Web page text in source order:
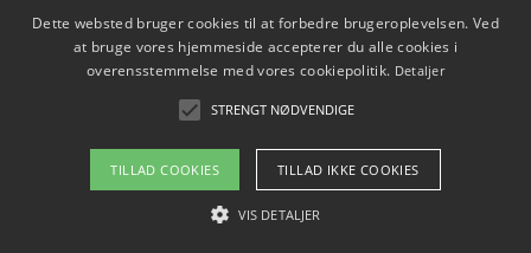
Hvordan affaldssortering kan bidrage til co2 reduktion
Om / kontakt
Blog Betingelser
Dette websted bruger cookies til at forbedre brugeroplevelsen. Ved
at bruge vores hjemmeside accepterer du alle cookies i
overensstemmelse med vores cookiepolitik. Detaljer
STRENGT NØDVENDIGE
TILLAD COOKIES TILLAD IKKE COOKIES
VIS DETALJER